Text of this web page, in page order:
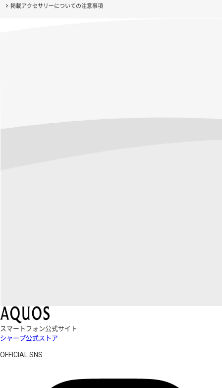
掲載アクセサリーについての注意事項
スマートフォン公式サイト
シャープ公式ストア
OFFICIAL SNS